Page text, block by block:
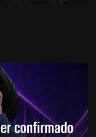
confirmado